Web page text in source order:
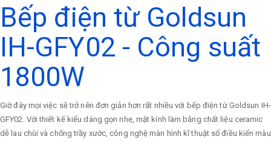
Bếp điện từ Goldsun
IH-GFY02 - Công suất
1800W
Giờ đây mọi việc sẽ trở nên đơn giản hơn rất nhiều với bếp điện từ Goldsun IH-
GFY02. Với thiết kế kiểu dáng gọn nhẹ, mặt kính làm bằng chất liệu ceramic
dễ lau chùi và chống trầy xước, công nghệ màn hình kĩ thuật số điều kiển màu